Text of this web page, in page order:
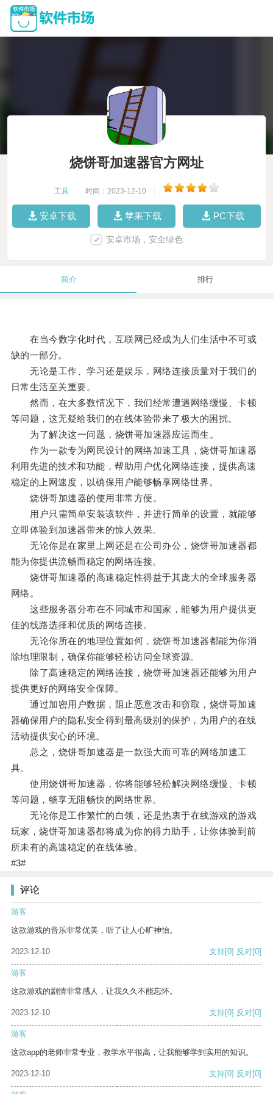
烧饼哥加速器官方网址
工具 时间：2023-12-10
安卓下载 苹果下载 PC下载
安卓市场，安全绿色
简介 排行
在当今数字化时代，互联网已经成为人们生活中不可或
缺的一部分。
无论是工作、学习还是娱乐，网络连接质量对于我们的
日常生活至关重要。
然而，在大多数情况下，我们经常遭遇网络缓慢、卡顿
等问题，这无疑给我们的在线体验带来了极大的困扰。
为了解决这一问题，烧饼哥加速器应运而生。
作为一款专为网民设计的网络加速工具，烧饼哥加速器
利用先进的技术和功能，帮助用户优化网络连接，提供高速
稳定的上网速度，以确保用户能够畅享网络世界。
烧饼哥加速器的使用非常方便。
用户只需简单安装该软件，并进行简单的设置，就能够
立即体验到加速器带来的惊人效果。
无论你是在家里上网还是在公司办公，烧饼哥加速器都
能为你提供流畅而稳定的网络连接。
烧饼哥加速器的高速稳定性得益于其庞大的全球服务器
网络。
这些服务器分布在不同城市和国家，能够为用户提供更
佳的线路选择和优质的网络连接。
无论你所在的地理位置如何，烧饼哥加速器都能为你消
除地理限制，确保你能够轻松访问全球资源。
除了高速稳定的网络连接，烧饼哥加速器还能够为用户
提供更好的网络安全保障。
通过加密用户数据，阻止恶意攻击和窃取，烧饼哥加速
器确保用户的隐私安全得到最高级别的保护，为用户的在线
活动提供安心的环境。
总之，烧饼哥加速器是一款强大而可靠的网络加速工
具。
使用烧饼哥加速器，你将能够轻松解决网络缓慢、卡顿
等问题，畅享无阻畅快的网络世界。
无论你是工作繁忙的白领，还是热衷于在线游戏的游戏
玩家，烧饼哥加速器都将成为你的得力助手，让你体验到前
所未有的高速稳定的在线体验。
#3#
评论
游客
这款游戏的音乐非常优美，听了让人心旷神怡。
2023-12-10 支持[0] 反对[0]
游客
这款游戏的剧情非常感人，让我久久不能忘怀。
2023-12-10 支持[0] 反对[0]
游客
这款app的老师非常专业，教学水平很高，让我能够学到实用的知识。
2023-12-10 支持[0] 反对[0]